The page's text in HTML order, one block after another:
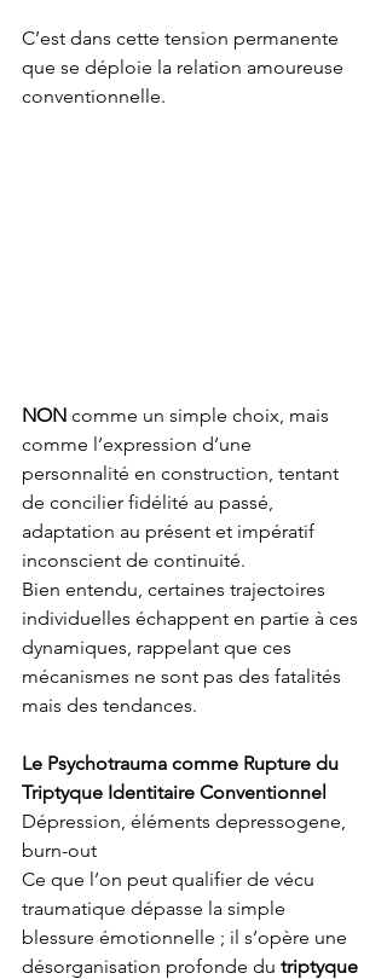
C’est dans cette tension permanente
que se déploie la relation amoureuse
conventionnelle.
NON comme un simple choix, mais
comme l’expression d’une
personnalité en construction, tentant
de concilier fidélité au passé,
adaptation au présent et impératif
inconscient de continuité.
Bien entendu, certaines trajectoires
individuelles échappent en partie à ces
dynamiques, rappelant que ces
mécanismes ne sont pas des fatalités
mais des tendances.
Le Psychotrauma comme Rupture du
Triptyque Identitaire Conventionnel
Dépression, éléments depressogene,
burn-out
Ce que l’on peut qualifier de vécu
traumatique dépasse la simple
blessure émotionnelle ; il s’opère une
désorganisation profonde du triptyque